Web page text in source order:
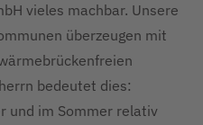
vieles machbar. Unsere
überzeugen mit
bedeutet dies:
und im Sommer relativ